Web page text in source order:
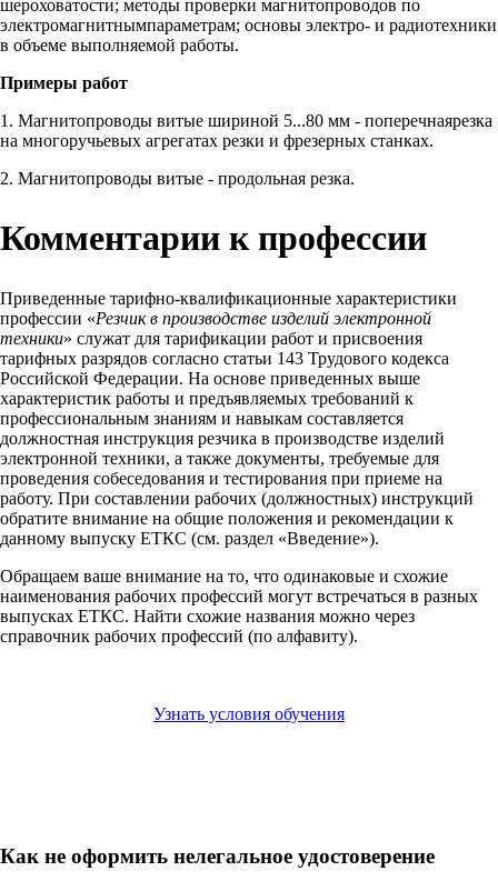
шероховатости; методы проверки магнитопроводов по
электромагнитнымпараметрам; основы электро- и радиотехники
в объеме выполняемой работы.
Примеры работ
1. Магнитопроводы витые шириной 5...80 мм - поперечнаярезка
на многоручьевых агрегатах резки и фрезерных станках.
2. Магнитопроводы витые - продольная резка.
Комментарии к профессии
Приведенные тарифно-квалификационные характеристики
профессии «Резчик в производстве изделий электронной
техники» служат для тарификации работ и присвоения
тарифных разрядов согласно статьи 143 Трудового кодекса
Российской Федерации. На основе приведенных выше
характеристик работы и предъявляемых требований к
профессиональным знаниям и навыкам составляется
должностная инструкция резчика в производстве изделий
электронной техники, а также документы, требуемые для
проведения собеседования и тестирования при приеме на
работу. При составлении рабочих (должностных) инструкций
обратите внимание на общие положения и рекомендации к
данному выпуску ЕТКС (см. раздел «Введение»).
Обращаем ваше внимание на то, что одинаковые и схожие
наименования рабочих профессий могут встречаться в разных
выпусках ЕТКС. Найти схожие названия можно через
справочник рабочих профессий (по алфавиту).
Узнать условия обучения
Как не оформить нелегальное удостоверение